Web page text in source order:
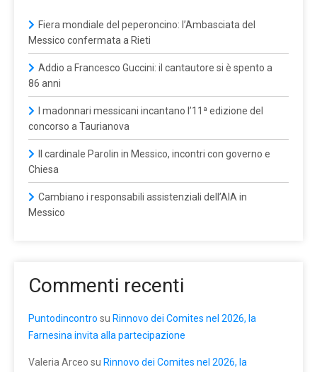
Fiera mondiale del peperoncino: l’Ambasciata del
Messico confermata a Rieti
Addio a Francesco Guccini: il cantautore si è spento a
86 anni
I madonnari messicani incantano l’11ª edizione del
concorso a Taurianova
Il cardinale Parolin in Messico, incontri con governo e
Chiesa
Cambiano i responsabili assistenziali dell’AIA in
Messico
Commenti recenti
Puntodincontro su Rinnovo dei Comites nel 2026, la
Farnesina invita alla partecipazione
Valeria Arceo su Rinnovo dei Comites nel 2026, la